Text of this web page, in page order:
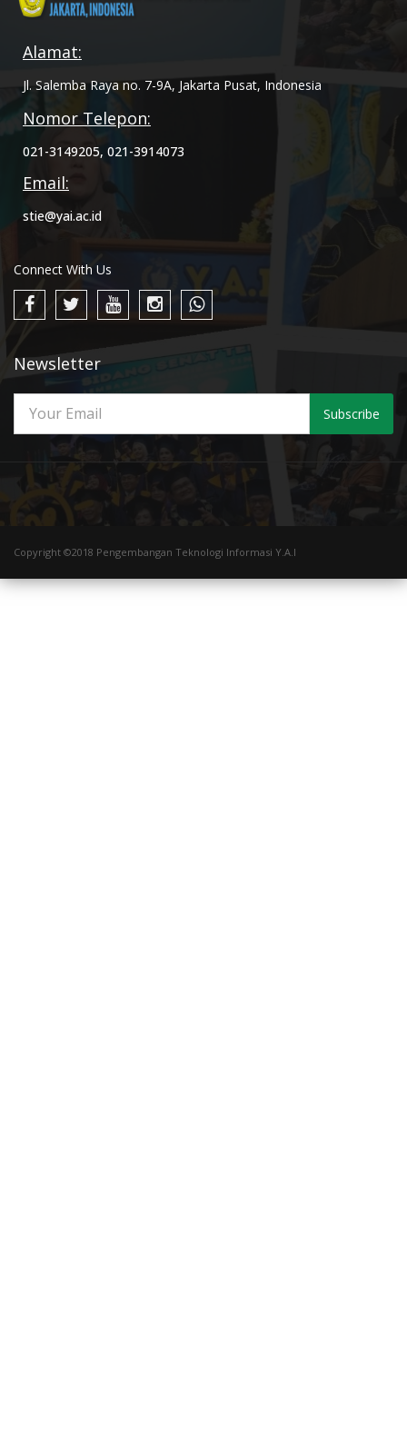
Alamat:
Jl. Salemba Raya no. 7-9A, Jakarta Pusat, Indonesia
Nomor Telepon:
021-3149205, 021-3914073
Email:
stie@yai.ac.id
Connect With Us
Newsletter
Subscribe
Copyright ©2018 Pengembangan Teknologi Informasi Y.A.I